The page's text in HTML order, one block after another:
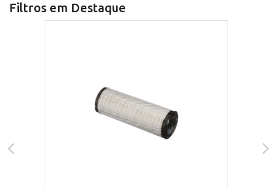
Filtros em Destaque